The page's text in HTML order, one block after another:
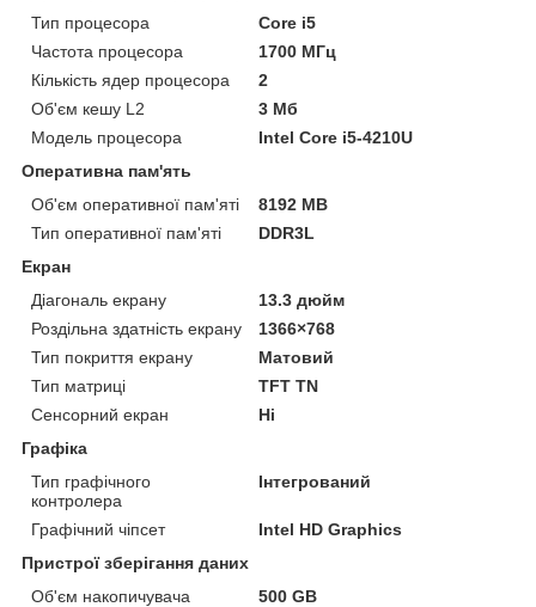
Тип процесора
Core i5
Частота процесора
1700 МГц
Кількість ядер процесора
2
Об'єм кешу L2
3 Мб
Модель процесора
Intel Core i5-4210U
Оперативна пам'ять
Об'єм оперативної пам'яті
8192 MB
Тип оперативної пам'яті
DDR3L
Екран
Діагональ екрану
13.3 дюйм
Роздільна здатність екрану
1366×768
Тип покриття екрану
Матовий
Тип матриці
TFT TN
Сенсорний екран
Ні
Графіка
Тип графічного
контролера
Інтегрований
Графічний чіпсет
Intel HD Graphics
Пристрої зберігання даних
Об'єм накопичувача
500 GB